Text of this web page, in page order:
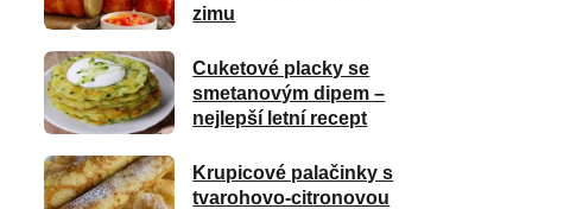
zimu
Cuketové placky se
smetanovým dipem –
nejlepší letní recept
Krupicové palačinky s
tvarohovo-citronovou